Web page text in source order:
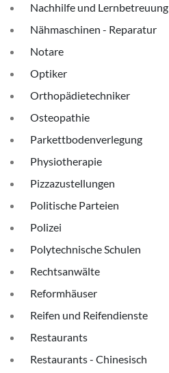
Nachhilfe und Lernbetreuung
Nähmaschinen - Reparatur
Notare
Optiker
Orthopädietechniker
Osteopathie
Parkettbodenverlegung
Physiotherapie
Pizzazustellungen
Politische Parteien
Polizei
Polytechnische Schulen
Rechtsanwälte
Reformhäuser
Reifen und Reifendienste
Restaurants
Restaurants - Chinesisch